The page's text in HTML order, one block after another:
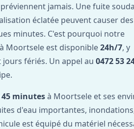
jamais. Une fuite
éclatée peuvent causer des
minutes. C'est pourquoi notre
à Moortsele est disponible24h/7, y
fériés. Un appel au 0472 53
minutesà Moortsele et ses
d'eau importantes,
est équipé du matériel